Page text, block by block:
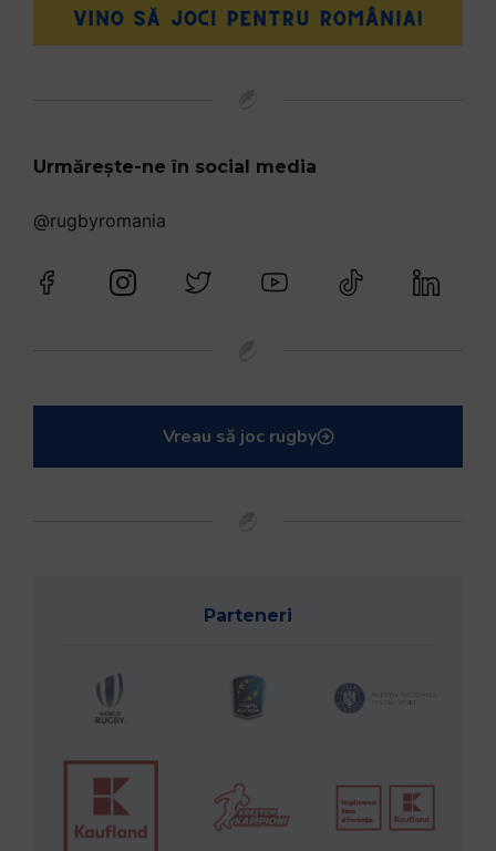
Urmărește-ne în social media
@rugbyromania
Vreau să joc rugby
Parteneri